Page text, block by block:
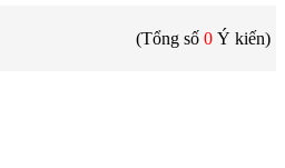
(Tổng số 0 Ý kiến)